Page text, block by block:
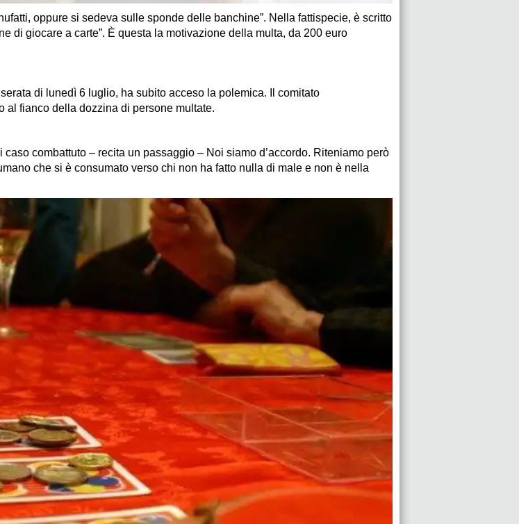
oppure si sedeva sulle sponde delle banchine”. Nella fattispecie, è scritto
di giocare a carte”. È questa la motivazione della multa, da 200 euro
di lunedì 6 luglio, ha subito acceso la polemica. Il comitato
al fianco della dozzina di persone multate.
combattuto – recita un passaggio – Noi siamo d’accordo. Riteniamo però
che si è consumato verso chi non ha fatto nulla di male e non è nella